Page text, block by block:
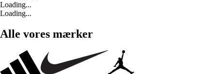
Loading...
Loading...
Alle vores mærker